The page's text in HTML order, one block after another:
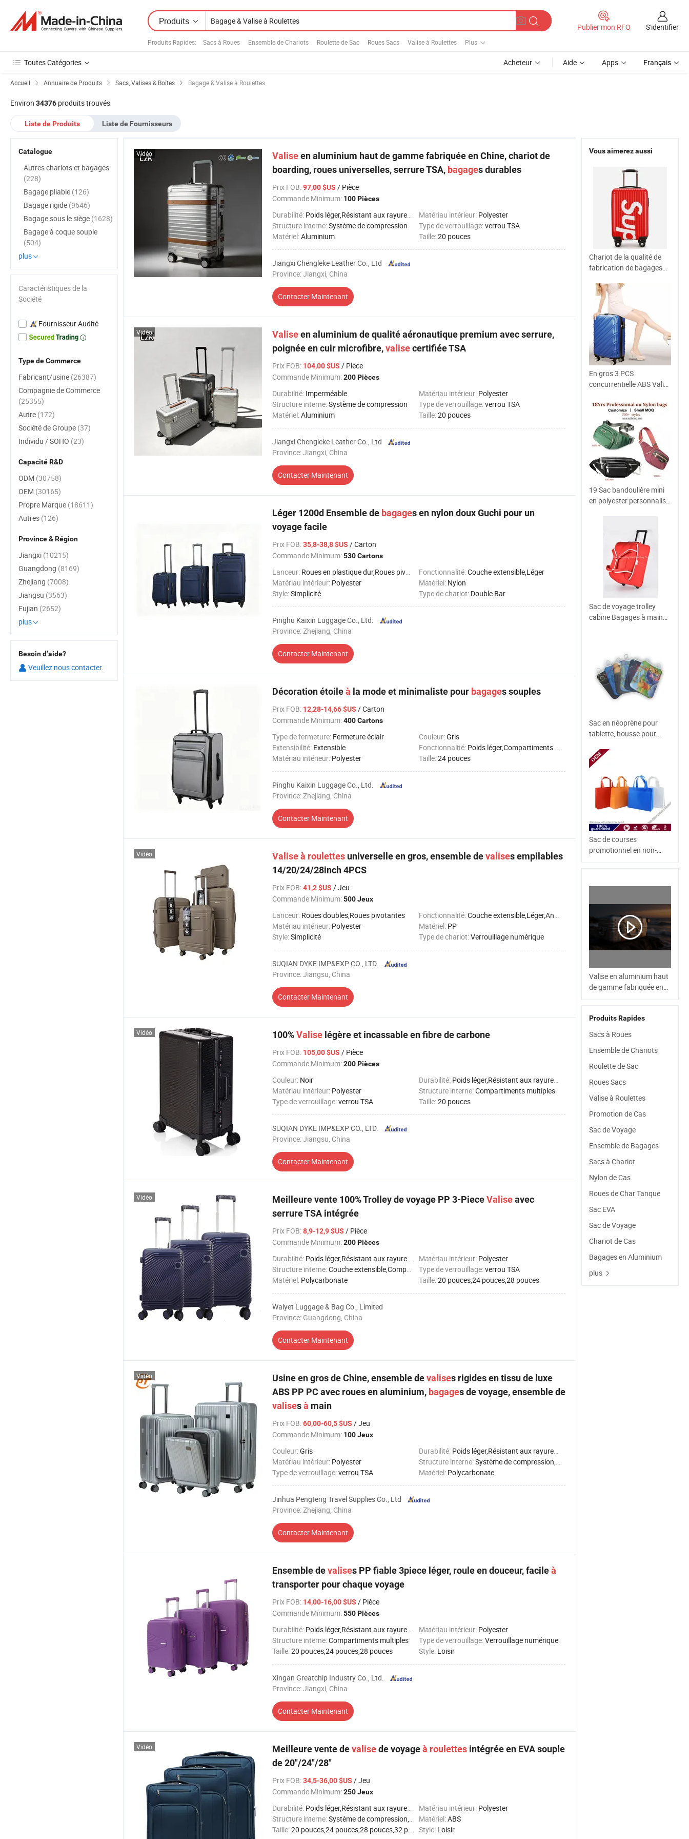
Produits
Produits Rapides: Sacs à Roues Ensemble de Chariots Roulette de Sac Roues Sacs Valise à Roulettes Plus
Publier mon RFQ S'identifier
Toutes Catégories Acheteur Aide Apps Français
Accueil Annuaire de Produits Sacs, Valises & Boîtes Bagage & Valise à Roulettes
Environ 34376 produits trouvés
Liste de Produits Liste de Fournisseurs
Valiseen aluminium haut de gamme fabriquée en Chine, chariot de
boarding, roues universelles, serrure TSA, bagages durables
Prix FOB:97,00 $US / Pièce
Commande Minimum: 100 Pièces
Durabilité: Poids léger,Résistant aux rayures,Résistant aux chocs,Imperméable Matériau intérieur: Polyester
Structure interne:Système de compression Type de verrouillage:verrou TSA
Matériel:Aluminium Taille:20 pouces
Jiangxi Chengleke Leather Co., Ltd
Province: Jiangxi, China
Contacter Maintenant
Vidéo
Valiseen aluminium de qualité aéronautique premium avec serrure,
poignée en cuir microfibre,valisecertifiée TSA
Prix FOB: 104,00 $US / Pièce
Commande Minimum:200 Pièces
Durabilité: Imperméable Matériau intérieur: Polyester
Structure interne:Système de compression Type de verrouillage:verrou TSA
Matériel:Aluminium Taille:20 pouces
Jiangxi Chengleke Leather Co., Ltd
Province: Jiangxi, China
Contacter Maintenant
Vidéo
Léger 1200d Ensemble de bagages en nylon doux Guchi pour un
voyage facile
Prix FOB:35,8-38,8 $US / Carton
Commande Minimum:530 Cartons
Lanceur: Roues en plastique dur,Roues pivotantes Fonctionnalité:Couche extensible,Léger
Matériau intérieur: Polyester Matériel: Nylon
Style:Simplicité Type de chariot: Double Bar
Pinghu Kaixin Luggage Co., Ltd.
Province: Zhejiang, China
Contacter Maintenant
Décoration étoileà la mode et minimaliste pour bagages souples
Prix FOB: 12,28-14,66 $US / Carton
Commande Minimum:400 Cartons
Type de fermeture: Fermeture éclair Couleur:Gris
Extensibilité: Extensible Fonctionnalité: Poids léger,Compartiments multifonctionnels
Matériau intérieur: Polyester Taille:24 pouces
Pinghu Kaixin Luggage Co., Ltd.
Province: Zhejiang, China
Contacter Maintenant
Valiseà roulettes universelle en gros, ensemble devalises empilables
14/20/24/28inch 4PCS
Prix FOB:41,2 $US / Jeu
Commande Minimum:500 Jeux
Lanceur: Roues doubles,Roues pivotantes Fonctionnalité:Couche extensible,Léger,Antichoc,À l'épreuve du vol,Imperméable
Matériau intérieur: Polyester Matériel: PP
Style:Simplicité Type de chariot:Verrouillage numérique
SUQIAN DYKE IMP&EXP CO., LTD.
Province: Jiangsu, China
Contacter Maintenant
Vidéo
100%Valise légère et incassable en fibre de carbone
Prix FOB: 105,00 $US / Pièce
Commande Minimum:200 Pièces
Couleur: Noir Durabilité: Poids léger,Résistant aux rayures,Résistant aux chocs,Imperméable
Matériau intérieur: Polyester Structure interne:Compartiments multiples
Type de verrouillage:verrou TSA Taille:20 pouces
SUQIAN DYKE IMP&EXP CO., LTD.
Province: Jiangsu, China
Contacter Maintenant
Vidéo
Meilleure vente 100% Trolley de voyage PP 3-PieceValiseavec
serrure TSA intégrée
Prix FOB:8,9-12,9 $US / Pièce
Commande Minimum:200 Pièces
Durabilité: Poids léger,Résistant aux rayures,Résistant aux chocs,Imperméable Matériau intérieur: Polyester
Structure interne:Couche extensible,Compartiments multiples Type de verrouillage:verrou TSA
Matériel: Polycarbonate Taille:20 pouces,24 pouces,28 pouces
Walyet Luggage & Bag Co., Limited
Province: Guangdong, China
Contacter Maintenant
Vidéo
Usine en gros de Chine, ensemble devalises rigides en tissu de luxe
ABS PP PC avec roues en aluminium, bagages de voyage, ensemble de
valisesà main
Prix FOB:60,00-60,5 $US / Jeu
Commande Minimum: 100 Jeux
Couleur:Gris Durabilité: Poids léger,Résistant aux rayures,Résistant aux chocs,Imperméable
Matériau intérieur: Polyester Structure interne:Système de compression,Couche extensible
Type de verrouillage:verrou TSA Matériel: Polycarbonate
Jinhua Pengteng Travel Supplies Co., Ltd
Province: Zhejiang, China
Contacter Maintenant
Vidéo
Ensemble devalises PP fiable 3piece léger, roule en douceur, facileà
transporter pour chaque voyage
Prix FOB: 14,00-16,00 $US / Pièce
Commande Minimum:550 Pièces
Durabilité: Poids léger,Résistant aux rayures,Résistant aux chocs Matériau intérieur: Polyester
Structure interne:Compartiments multiples Type de verrouillage:Verrouillage numérique
Taille:20 pouces,24 pouces,28 pouces Style: Loisir
Xingan Greatchip Industry Co., Ltd.
Province: Jiangxi, China
Contacter Maintenant
Meilleure vente devalisede voyageà roulettes intégrée en EVA souple
de 20"/24"/28"
Prix FOB:34,5-36,00 $US / Jeu
Commande Minimum:250 Jeux
Durabilité: Poids léger,Résistant aux rayures,Résistant aux chocs,Imperméable Matériau intérieur: Polyester
Structure interne:Système de compression,Couche extensible,Compartiments multiples Matériel:ABS
Taille:20 pouces,24 pouces,28 pouces,32 pouces Style: Loisir
Vidéo
Vous aimerez aussi
Chariot de la qualité de
fabrication de bagages
voyage
En gros 3 PCS
concurrentielle ABS Valise
voyage fixe
19 Sac bandoulière mini
en polyester personnalisé
sacs pour téléphone
mobile, randonnée, sport,
petit sac à bandoulière en
coton, sac de poitrine
Sac de voyage trolley
cabine Bagages à main
Sac en néoprène pour
tablette, housse pour
(PC022)
Sac de courses
promotionnel en non-
tissé recyclable avec
poignées personnalisées
Valise en aluminium haut
de gamme fabriquée en
Chine, chariot de
boarding, roues
universelles, serrure TSA,
bagages durables
Produits Rapides
Sacs à Roues
Ensemble de Chariots
Roulette de Sac
Roues Sacs
Valise à Roulettes
Promotion de Cas
Sac de Voyage
Ensemble de Bagages
Sacs à Chariot
Nylon de Cas
Roues de Char Tanque
Sac EVA
Sac de Voyage
Chariot de Cas
Bagages en Aluminium
plus
Catalogue
Autres chariots et bagages
(228)
Bagage pliable (126)
Bagage rigide (9646)
Bagage sous le siège (1628)
Bagage à coque souple
(504)
plus
Caractéristiques de la
Société
Fournisseur Audité
Type de Commerce
Fabricant/usine (26387)
Compagnie de Commerce
(25355)
Autre (172)
Société de Groupe (37)
Individu / SOHO (23)
Capacité R&D
ODM (30758)
OEM (30165)
Propre Marque (18611)
Autres (126)
Province & Région
Jiangxi (10215)
Guangdong (8169)
Zhejiang (7008)
Jiangsu (3563)
Fujian (2652)
plus
Besoin d’aide?
Veuillez nous contacter.